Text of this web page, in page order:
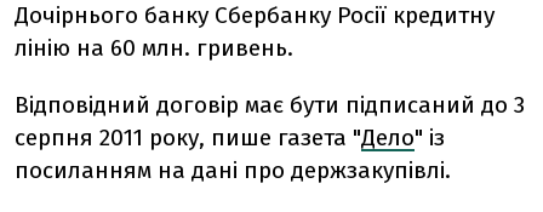
Дочірнього банку Сбербанку Росії кредитну
лінію на 60 млн. гривень.
Відповідний договір має бути підписаний до 3
серпня 2011 року, пише газета "Дело" із
посиланням на дані про держзакупівлі.